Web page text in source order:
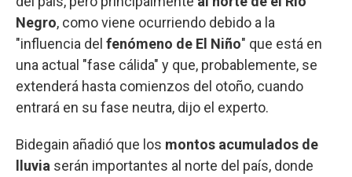
Negro, como viene ocurriendo debido a la
"influencia del fenómeno de El Niño" que está en
una actual "fase cálida" y que, probablemente, se
extenderá hasta comienzos del otoño, cuando
entrará en su fase neutra, dijo el experto.
Bidegain añadió que los montos acumulados de
lluvia serán importantes al norte del país, donde